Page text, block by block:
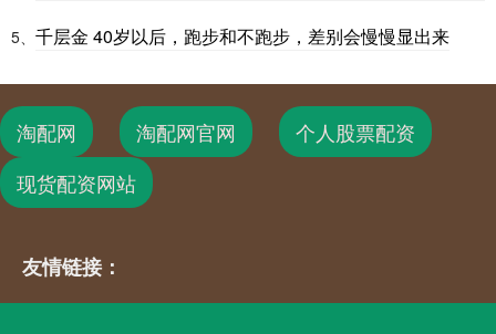
5、 千层金 40岁以后，跑步和不跑步，差别会慢慢显出来
淘配网 淘配网官网
个人股票配资
现货配资网站
友情链接：